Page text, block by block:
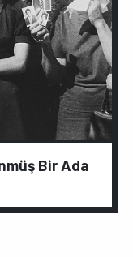
Bir Ada